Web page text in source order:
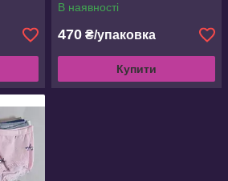
В наявності
470 ₴/упаковка
Купити